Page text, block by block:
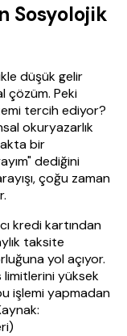
Sosyolojik
düşük gelir
çözüm. Peki
tercih ediyor?
okuryazarlık
bir
dediğini
çoğu zaman
kredi kartından
taksite
yol açıyor.
yüksek
işlemi yapmadan